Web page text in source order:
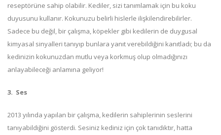
reseptörüne sahip olabilir. Kediler, sizi tanımlamak için bu koku
duyusunu kullanır. Kokunuzu belirli hislerle ilişkilendirebilirler.
Sadece bu değil, bir çalışma, köpekler gibi kedilerin de duygusal
kimyasal sinyalleri tanıyıp bunlara yanıt verebildiğini kanıtladı; bu da
kedinizin kokunuzdan mutlu veya korkmuş olup olmadığınızı
anlayabileceği anlamına geliyor!
3. Ses
2013 yılında yapılan bir çalışma, kedilerin sahiplerinin seslerini
tanıyabildiğini gösterdi. Sesiniz kediniz için çok tanıdıktır, hatta